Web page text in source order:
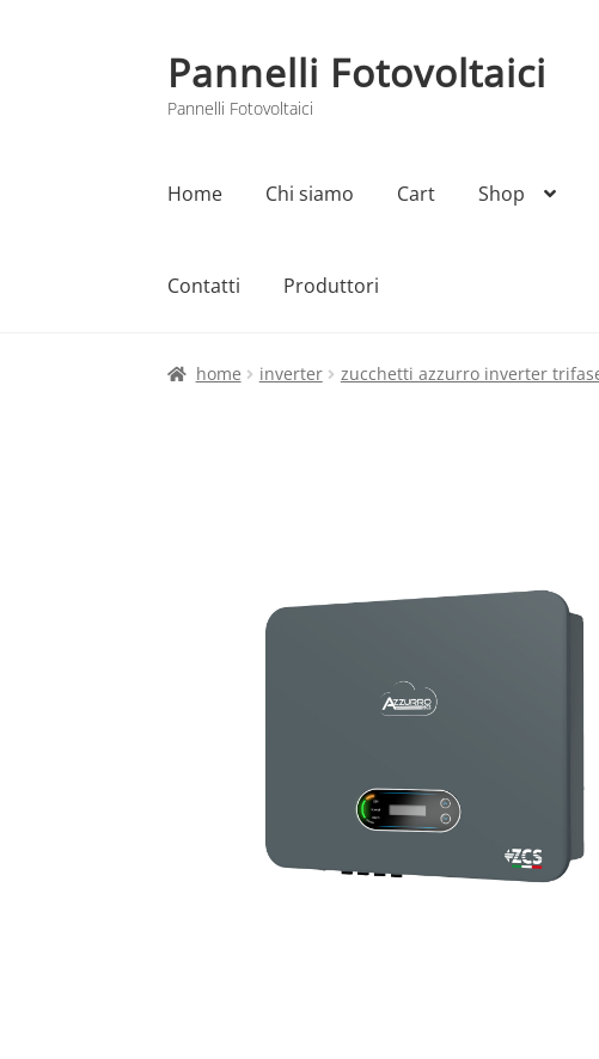
Vai
alla
navigazione
Vai
al
contenuto
Pannelli Fotovoltaici
Pannelli Fotovoltaici
Home Chi siamo Cart Shop
Contatti Produttori
Home Cart Checkout Chi siamo Contatti My
home inverter zucchetti azzurro inverter